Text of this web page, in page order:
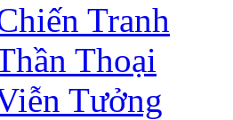
Tranh
Thoại
Tưởng